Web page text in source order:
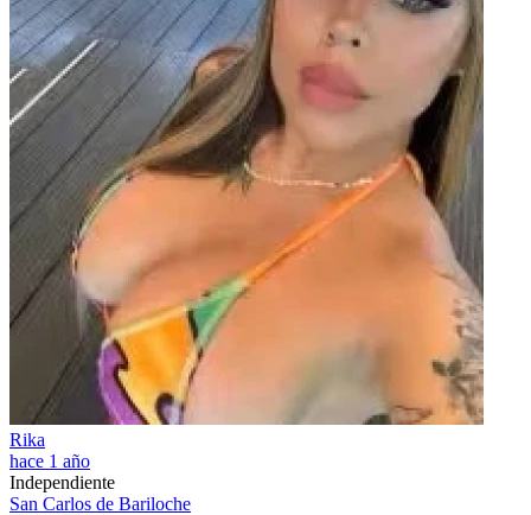
Rika
hace 1 año
Independiente
San Carlos de Bariloche